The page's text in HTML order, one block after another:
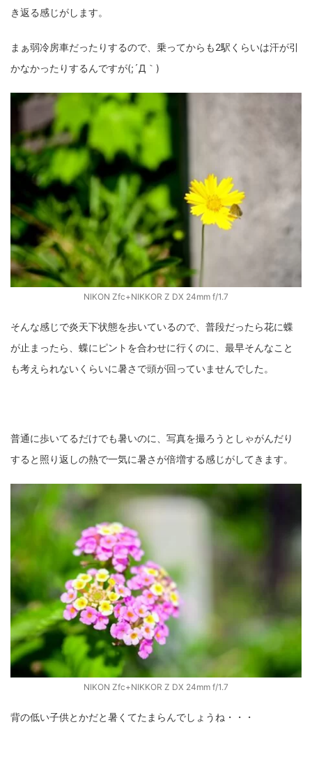
OLYMPUS om-1 II
osmo osmo action3 panasonic pc
PEN E-P7 PENTAX photo
psobb SIGMA
TAMRON TG-6
X100F X half Xiaomi Pad 6
Z6II Z9 Z30 Z50II Zf Zfc
ZV-1 II α1 II α7CR α6700 フィルムカメラ
フォクトレンダー ライカIIf
ライカM10-R ライカX2 ローライ35
き返る感じがします。
まぁ弱冷房車だったりするので、乗ってからも2駅くらいは汗が引
かなかったりするんですが(;´Д｀)
NIKON Zfc+NIKKOR Z DX 24mm f/1.7
そんな感じで炎天下状態を歩いているので、普段だったら花に蝶
が止まったら、蝶にピントを合わせに行くのに、最早そんなこと
も考えられないくらいに暑さで頭が回っていませんでした。
普通に歩いてるだけでも暑いのに、写真を撮ろうとしゃがんだり
すると照り返しの熱で一気に暑さが倍増する感じがしてきます。
NIKON Zfc+NIKKOR Z DX 24mm f/1.7
背の低い子供とかだと暑くてたまらんでしょうね・・・